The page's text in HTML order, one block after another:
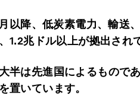
以降、低炭素電力、輸送
1.2兆ドル以上が拠出され
半は先進国によるもので
置いています。